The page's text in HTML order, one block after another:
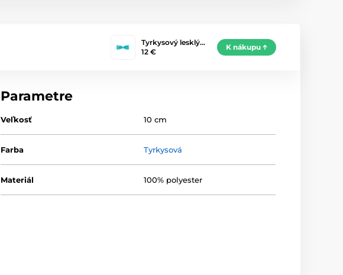
Tyrkysový lesklý…
12 €
K nákupu
Parametre
Veľkosť 10 cm
Farba Tyrkysová
Materiál 100% polyester